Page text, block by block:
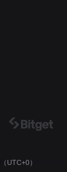
（UTC+0）